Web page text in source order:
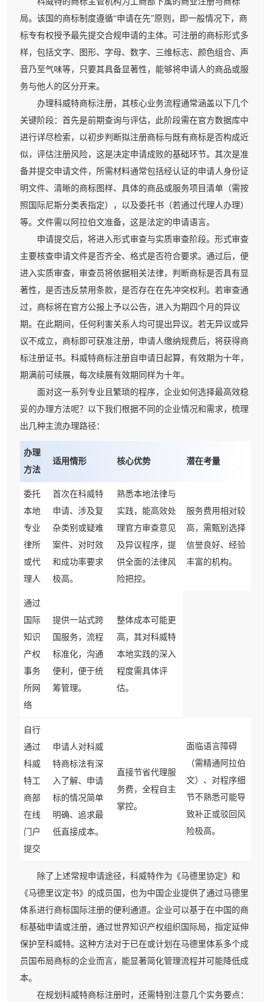
局。该国的商标制度遵循“申请在先”原则，即一般情况下，商
标专有权授予最先提交合规申请的主体。可注册的商标形式多
样，包括文字、图形、字母、数字、三维标志、颜色组合、声
音乃至气味等，只要其具备显著性，能够将申请人的商品或服
务与他人的区分开来。
办理科威特商标注册，其核心业务流程通常涵盖以下几个
关键阶段：首先是前期查询与评估，此阶段需在官方数据库中
进行详尽检索，以初步判断拟注册商标与既有商标是否构成近
似，评估注册风险，这是决定申请成败的基础环节。其次是准
备并提交申请文件，所需材料通常包括经认证的申请人身份证
明文件、清晰的商标图样、具体的商品或服务项目清单（需按
照国际尼斯分类表指定），以及委托书（若通过代理人办理）
等。文件需以阿拉伯文准备，这是法定的申请语言。
申请提交后，将进入形式审查与实质审查阶段。形式审查
主要核查申请文件是否齐全、格式是否符合要求。通过后，便
进入实质审查，审查员将依据相关法律，判断商标是否具有显
著性，是否违反禁用条款，是否存在在先冲突权利。若审查通
过，商标将在官方公报上予以公告，进入为期四个月的异议
期。在此期间，任何利害关系人均可提出异议。若无异议或异
议不成立，商标即可获准注册，申请人缴纳规费后，将获得商
标注册证书。科威特商标注册自申请日起算，有效期为十年，
期满前可续展，每次续展有效期同样为十年。
面对这一系列专业且繁琐的程序，企业如何选择最高效稳
妥的办理方法呢？以下我们根据不同的企业情况和需求，梳理
出几种主流办理路径：
办理
方法
适用情形 核心优势 潜在考量
委托
本地
专业
律所
或代
理人
首次在科威特
申请、涉及复
杂类别或疑难
案件、对时效
和成功率要求
极高。
熟悉本地法律与
实践，能高效处
理官方审查意见
及异议程序，提
供全面的法律风
险把控。
服务费用相对较
高，需甄别选择
信誉良好、经验
丰富的机构。
通过
国际
知识
产权
事务
所网
络
提供一站式跨
国服务，流程
标准化，沟通
便利，便于统
筹管理。
整体成本可能更
高，其对科威特
本地实践的深入
程度需具体评
估。
自行
通过
科威
特工
商部
在线
门户
提交
申请人对科威
特商标法有深
入了解、申请
标的情况简单
明确、追求最
低直接成本。
直接节省代理服
务费，全程自主
掌控。
面临语言障碍
（需精通阿拉伯
文）、对程序细
节不熟悉可能导
致补正或驳回风
险极高。
除了上述常规申请途径，科威特作为《马德里协定》和
《马德里议定书》的成员国，也为中国企业提供了通过马德里
体系进行商标国际注册的便利通道。企业可以基于在中国的商
标基础申请或注册，通过世界知识产权组织国际局，指定延伸
保护至科威特。这种方法对于已在或计划在马德里体系多个成
员国布局商标的企业而言，能显著简化管理流程并可能降低成
本。
在规划科威特商标注册时，还需特别注意几个实务要点：